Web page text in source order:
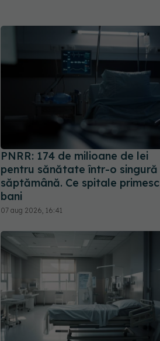
PNRR: 174 de milioane de lei
pentru sănătate într-o singură
săptămână. Ce spitale primesc
bani
07 aug 2026, 16:41